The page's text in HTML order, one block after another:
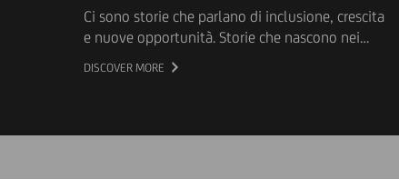
Ci sono storie che parlano di inclusione, crescita
e nuove opportunità. Storie che nascono nei
territori e che, ogni giorno, contribuiscono a
DISCOVER MORE